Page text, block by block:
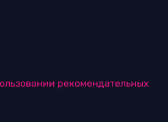
рекомендательных